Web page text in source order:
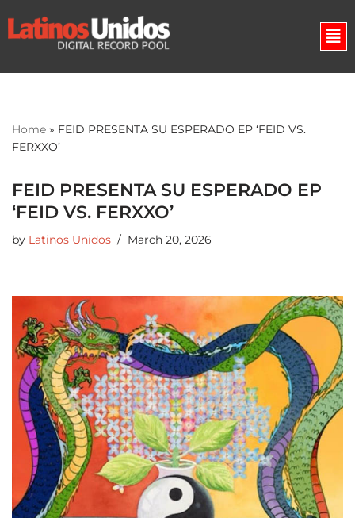
Skip
Home » FEID PRESENTA SU ESPERADO EP ‘FEID VS.
FERXXO’
FEID PRESENTA SU ESPERADO EP
‘FEID VS. FERXXO’
by Latinos Unidos March 20, 2026